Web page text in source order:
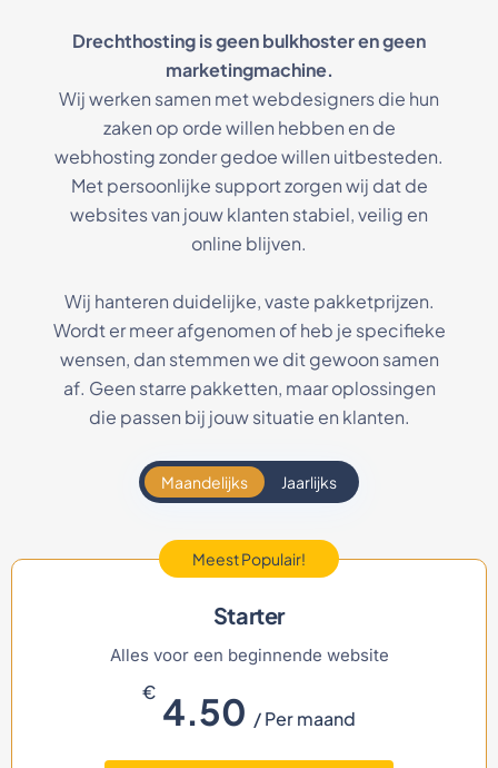
Drechthosting is geen bulkhoster en geen
marketingmachine.
Wij werken samen met webdesigners die hun
zaken op orde willen hebben en de
webhosting zonder gedoe willen uitbesteden.
Met persoonlijke support zorgen wij dat de
websites van jouw klanten stabiel, veilig en
online blijven.
Wij hanteren duidelijke, vaste pakketprijzen.
Wordt er meer afgenomen of heb je specifieke
wensen, dan stemmen we dit gewoon samen
af. Geen starre pakketten, maar oplossingen
die passen bij jouw situatie en klanten.
Maandelijks Jaarlijks
Meest Populair!
Starter
Alles voor een beginnende website
€ 4.50 / Per maand